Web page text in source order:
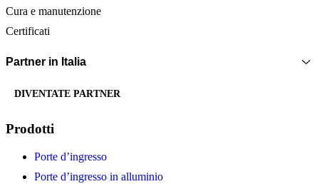
Cura e manutenzione
Certificati
Partner in Italia
DIVENTATE PARTNER
Prodotti
Porte d’ingresso
Porte d’ingresso in alluminio